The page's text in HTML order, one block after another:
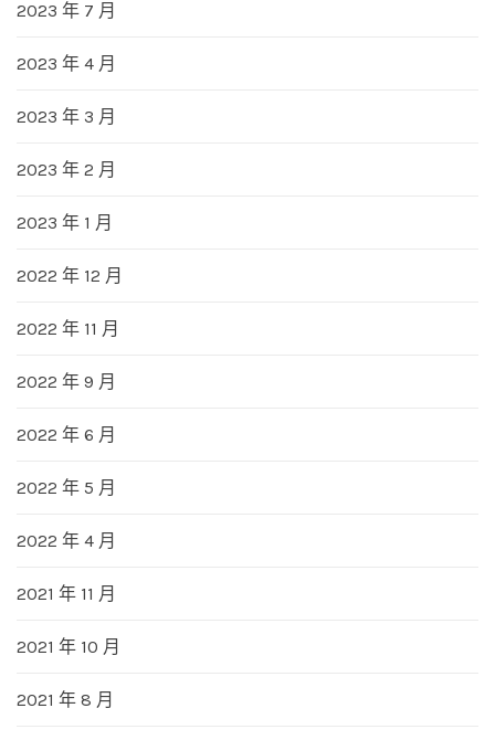
2023 年 7 月
2023 年 4 月
2023 年 3 月
2023 年 2 月
2023 年 1 月
2022 年 12 月
2022 年 11 月
2022 年 9 月
2022 年 6 月
2022 年 5 月
2022 年 4 月
2021 年 11 月
2021 年 10 月
2021 年 8 月